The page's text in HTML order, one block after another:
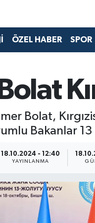
ÖZEL HABER SPOR
Bolat,
Bakanlar 13
18.10.2024 - 12:40
YAYINLANMA